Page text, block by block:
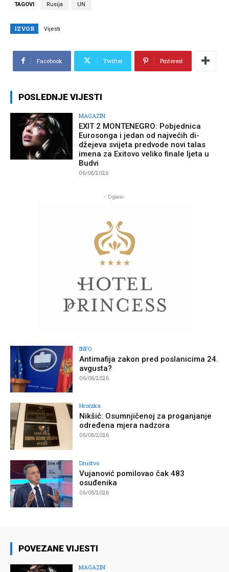
TAGOVI Rusija UN
IZVOR Vijesti
Facebook Twitter Pinterest
POSLEDNJE VIJESTI
MAGAZIN
EXIT 2 MONTENEGRO: Pobjednica
Eurosonga i jedan od najvećih di-
džejeva svijeta predvode novi talas
imena za Exitovo veliko finale ljeta u
Budvi
06/08/2026
- Oglasi-
INFO
Antimafija zakon pred poslanicima 24.
avgusta?
06/08/2026
Hronika
Nikšić: Osumnjičenoj za proganjanje
određena mjera nadzora
06/08/2026
Društvo
Vujanović pomilovao čak 483
osuđenika
06/08/2026
POVEZANE VIJESTI
MAGAZIN